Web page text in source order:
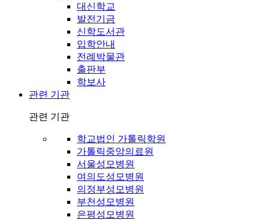
대신학교
발전기금
신학도서관
입학안내
전례박물관
출판부
학보사
관련 기관
관련 기관
학교법인 가톨릭학원
가톨릭중앙의료원
서울성모병원
여의도성모병원
의정부성모병원
부천성모병원
은평성모병원